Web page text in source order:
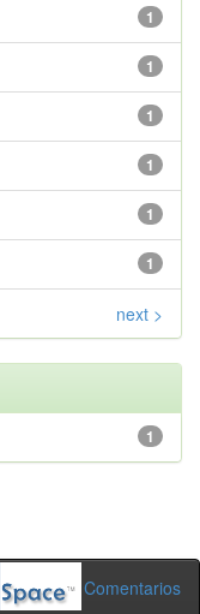
1
1
1
1
1
1
next >
1
Comentarios